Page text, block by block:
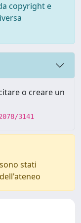
copyright e
o creare un
3141
stati